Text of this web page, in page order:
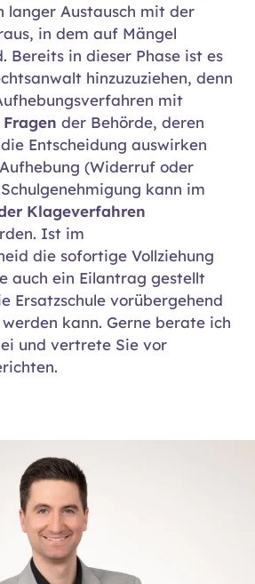
langer Austausch mit der
in dem auf Mängel
Bereits in dieser Phase ist es
hinzuzuziehen, denn
mit
der Behörde, deren
Entscheidung auswirken
(Widerruf oder
kann im
Klageverfahren
Ist im
die sofortige Vollziehung
auch ein Eilantrag gestellt
Ersatzschule vorübergehend
kann. Gerne berate ich
und vertrete Sie vor